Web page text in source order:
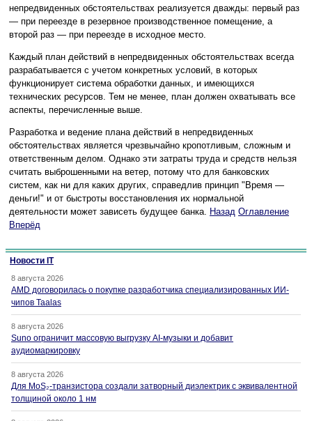
непредвиденных обстоятельствах реализуется дважды: первый раз
— при переезде в резервное производственное помещение, а
второй раз — при переезде в исходное место.
Каждый план действий в непредвиденных обстоятельствах всегда
разрабатывается с учетом конкретных условий, в которых
функционирует система обработки данных, и имеющихся
технических ресурсов. Тем не менее, план должен охватывать все
аспекты, перечисленные выше.
Разработка и ведение плана действий в непредвиденных
обстоятельствах является чрезвычайно кропотливым, сложным и
ответственным делом. Однако эти затраты труда и средств нельзя
считать выброшенными на ветер, потому что для банковских
систем, как ни для каких других, справедлив принцип "Время —
деньги!" и от быстроты восстановления их нормальной
деятельности может зависеть будущее банка. Назад Оглавление
Вперёд
Новости IT
8 августа 2026
AMD договорилась о покупке разработчика специализированных ИИ-
чипов Taalas
8 августа 2026
Suno ограничит массовую выгрузку AI-музыки и добавит
аудиомаркировку
8 августа 2026
Для MoS₂-транзистора создали затворный диэлектрик с эквивалентной
толщиной около 1 нм